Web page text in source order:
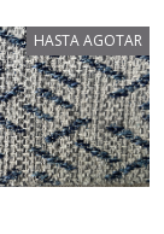
HASTA AGOTAR